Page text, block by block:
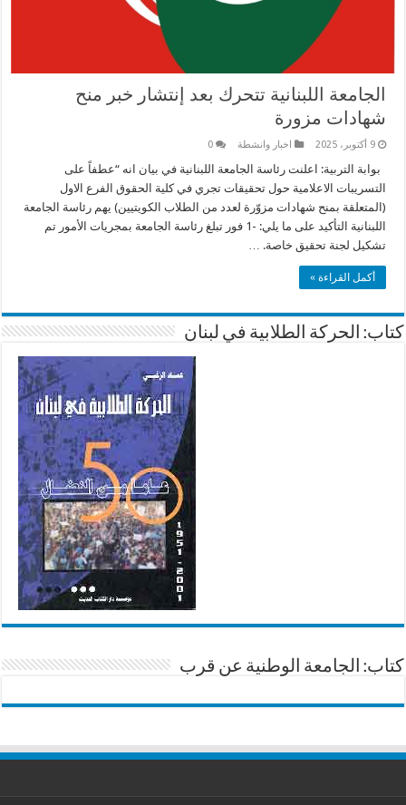
الجامعة اللبنانية تتحرك بعد إنتشار خبر منح
شهادات مزورة
9 أكتوبر، 2025 اخبار وانشطة 0
بوابة التربية: اعلنت رئاسة الجامعة اللبنانية في بيان انه “عطفاً على
التسريبات الاعلامية حول تحقيقات تجري في كلية الحقوق الفرع الاول
(المتعلقة بمنح شهادات مزوّرة لعدد من الطلاب الكويتيين) يهم رئاسة الجامعة
اللبنانية التأكيد على ما يلي: -1 فور تبلغ رئاسة الجامعة بمجريات الأمور تم
تشكيل لجنة تحقيق خاصة. …
أكمل القراءة »
كتاب: الحركة الطلابية في لبنان
كتاب: الجامعة الوطنية عن قرب